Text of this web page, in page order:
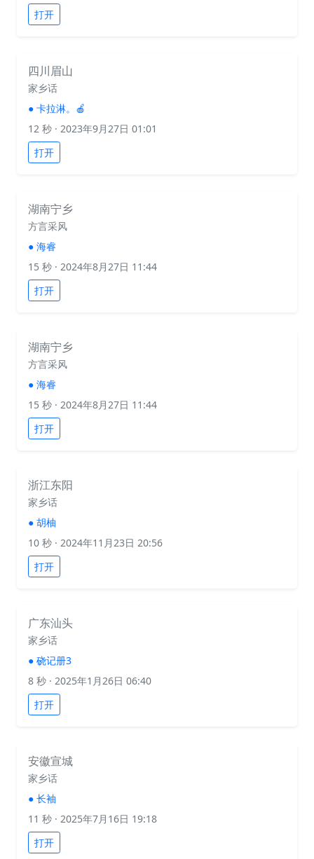
打开
四川眉山
家乡话
● 卡拉淋。🍎
12 秒 · 2023年9月27日 01:01
打开
湖南宁乡
方言采风
● 海睿
15 秒 · 2024年8月27日 11:44
打开
湖南宁乡
方言采风
● 海睿
15 秒 · 2024年8月27日 11:44
打开
浙江东阳
家乡话
● 胡柚
10 秒 · 2024年11月23日 20:56
打开
广东汕头
家乡话
● 硗记册3
8 秒 · 2025年1月26日 06:40
打开
安徽宣城
家乡话
● 长袖
11 秒 · 2025年7月16日 19:18
打开